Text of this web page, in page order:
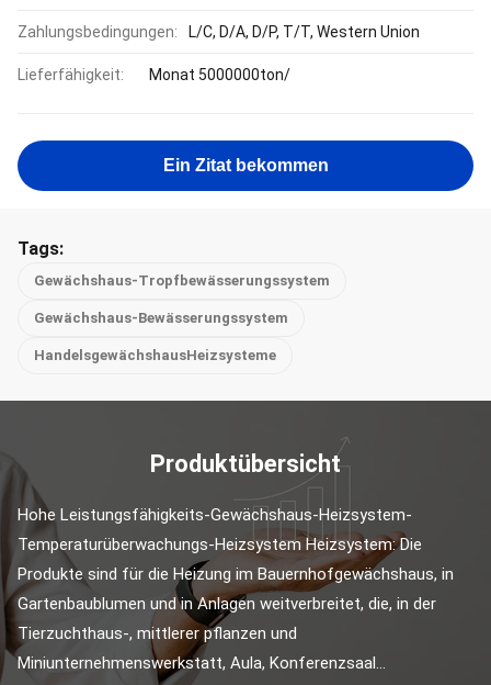
Zahlungsbedingungen: L/C, D/A, D/P, T/T, Western Union
Lieferfähigkeit: Monat 5000000ton/
Ein Zitat bekommen
Tags:
Gewächshaus-Tropfbewässerungssystem
Gewächshaus-Bewässerungssystem
HandelsgewächshausHeizsysteme
Produktübersicht
Hohe Leistungsfähigkeits-Gewächshaus-Heizsystem-
Temperaturüberwachungs-Heizsystem Heizsystem: Die
Produkte sind für die Heizung im Bauernhofgewächshaus, in
Gartenbaublumen und in Anlagen weitverbreitet, die, in der
Tierzuchthaus-, mittlerer pflanzen und
Miniunternehmenswerkstatt, Aula, Konferenzsaal...